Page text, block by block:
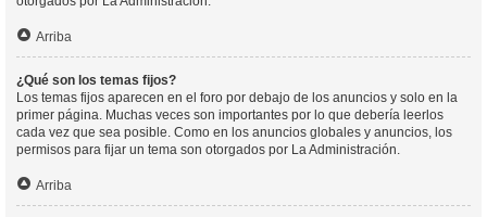
Arriba
¿Qué son los temas fijos?
Los temas fijos aparecen en el foro por debajo de los anuncios y solo en la
primer página. Muchas veces son importantes por lo que debería leerlos
cada vez que sea posible. Como en los anuncios globales y anuncios, los
permisos para fijar un tema son otorgados por La Administración.
Arriba